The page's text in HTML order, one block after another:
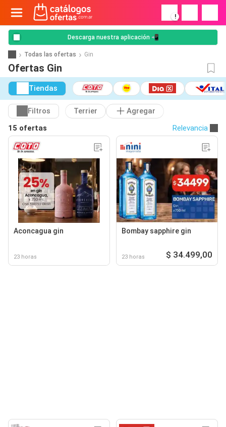
!
Descarga nuestra aplicación 📲
Todas las ofertas Gin
Ofertas Gin
Tiendas
Filtros Terrier
Agregar
15 ofertas
Relevancia
Aconcagua gin
23 horas
Bombay sapphire gin
23 horas $ 34.499,00